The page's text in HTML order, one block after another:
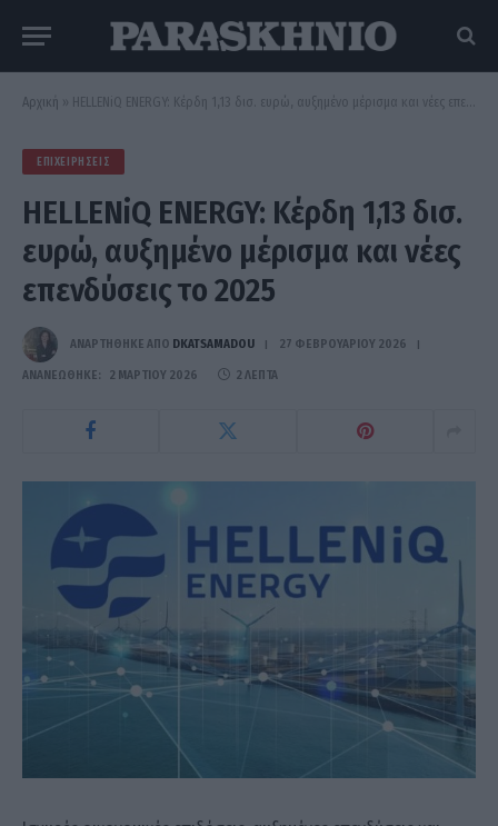
Αρχική » HELLENiQ ENERGY: Κέρδη 1,13 δισ. ευρώ, αυξημένο μέρισμα και νέες επενδύσεις το 2025
ΕΠΙΧΕΙΡΉΣΕΙΣ
HELLENiQ ENERGY: Κέρδη 1,13 δισ.
ευρώ, αυξημένο μέρισμα και νέες
επενδύσεις το 2025
ΑΝΑΡΤΗΘΗΚΕ ΑΠΟ DKATSAMADOU 27 ΦΕΒΡΟΥΑΡΊΟΥ 2026
ΑΝΑΝΕΏΘΗΚΕ: 2 ΜΑΡΤΊΟΥ 2026 2 ΛΕΠΤΆ